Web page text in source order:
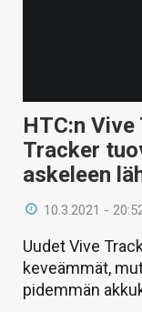
HTC:n Vive
Tracker
askeleen
10.3.2021 -
Uudet Vive
keveämmät,
pidemmän